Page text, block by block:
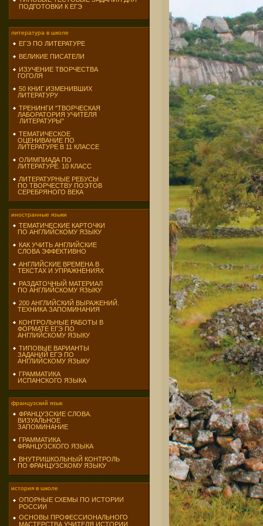
ПОДГОТОВКИ К ЕГЭ
литература в школе
ЕГЭ ПО ЛИТЕРАТУРЕ
ВЕЛИКИЕ ПИСАТЕЛИ
ИЗУЧЕНИЕ ТВОРЧЕСТВА
ГОГОЛЯ
50 КНИГ ИЗМЕНИВШИХ
ЛИТЕРАТУРУ
ТРЕНИНГИ "ТВОРЧЕСКАЯ
ЛАБОРАТОРИЯ УЧИТЕЛЯ
ЛИТЕРАТУРЫ"
ТЕМАТИЧЕСКОЕ
ОЦЕНИВАНИЕ ПО
ЛИТЕРАТУРЕ В 11 КЛАССЕ
ОЛИМПИАДА ПО
ЛИТЕРАТУРЕ. 10 КЛАСС
ЛИТЕРАТУРНЫЕ РЕБУСЫ
ПО ТВОРЧЕСТВУ ПОЭТОВ
СЕРЕБРЯНОГО ВЕКА
иностранные языки
ТЕМАТИЧЕСКИЕ КАРТОЧКИ
ПО АНГЛИЙСКОМУ ЯЗЫКУ
КАК УЧИТЬ АНГЛИЙСКИЕ
СЛОВА ЭФФЕКТИВНО
АНГЛИЙСКИЕ ВРЕМЕНА В
ТЕКСТАХ И УПРАЖНЕНИЯХ
РАЗДАТОЧНЫЙ МАТЕРИАЛ
ПО АНГЛИЙСКОМУ ЯЗЫКУ
200 АНГЛИЙСКИЙ ВЫРАЖЕНИЙ.
ТЕХНИКА ЗАПОМИНАНИЯ
КОНТРОЛЬНЫЕ РАБОТЫ В
ФОРМАТЕ ЕГЭ ПО
АНГЛИЙСКОМУ ЯЗЫКУ
ТИПОВЫЕ ВАРИАНТЫ
ЗАДАНИЙ ЕГЭ ПО
АНГЛИЙСКОМУ ЯЗЫКУ
ГРАММАТИКА
ИСПАНСКОГО ЯЗЫКА
французский язык
ФРАНЦУЗСКИЕ СЛОВА.
ВИЗУАЛЬНОЕ
ЗАПОМИНАНИЕ
ГРАММАТИКА
ФРАНЦУЗСКОГО ЯЗЫКА
ВНУТРИШКОЛЬНЫЙ КОНТРОЛЬ
ПО ФРАНЦУЗСКОМУ ЯЗЫКУ
история в школе
ОПОРНЫЕ СХЕМЫ ПО ИСТОРИИ
РОССИИ
ОСНОВЫ ПРОФЕССИОНАЛЬНОГО
МАСТЕРСТВА УЧИТЕЛЯ ИСТОРИИ